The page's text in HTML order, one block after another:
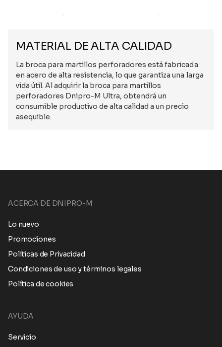
MATERIAL DE ALTA CALIDAD
La broca para martillos perforadores está fabricada
en acero de alta resistencia, lo que garantiza una larga
vida útil. Al adquirir la broca para martillos
perforadores Dnipro-M Ultra, obtendrá un
consumible productivo de alta calidad a un precio
asequible.
ACERCA DE DNIPRO-M
Lo nuevo
Promociones
Políticas de Privacidad
Condiciones de uso y términos legales
Política de cookies
AYUDA
Servicio